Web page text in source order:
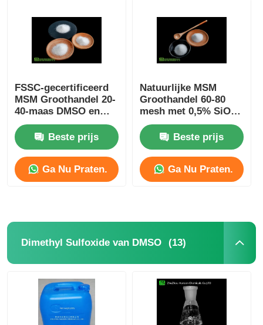
FSSC-gecertificeerd
MSM Groothandel 20-
40-maas DMSO en
H2O2 Oxidatie en
synthese MSM
Beste prijs
Ga Nu Praten.
Natuurlijke MSM
Groothandel 60-80
mesh met 0,5% SiO2
Hotsale In Europa
Suitalle For
Sportsman
Beste prijs
Ga Nu Praten.
Dimethyl Sulfoxide van DMSO (13)